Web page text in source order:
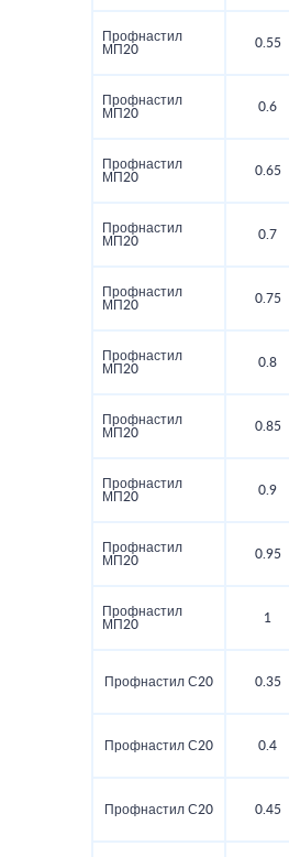
Профнастил
МП20
0.55
Профнастил
МП20
0.6
Профнастил
МП20
0.65
Профнастил
МП20
0.7
Профнастил
МП20
0.75
Профнастил
МП20
0.8
Профнастил
МП20
0.85
Профнастил
МП20
0.9
Профнастил
МП20
0.95
Профнастил
МП20
1
Профнастил С20 0.35
Профнастил С20 0.4
Профнастил С20 0.45